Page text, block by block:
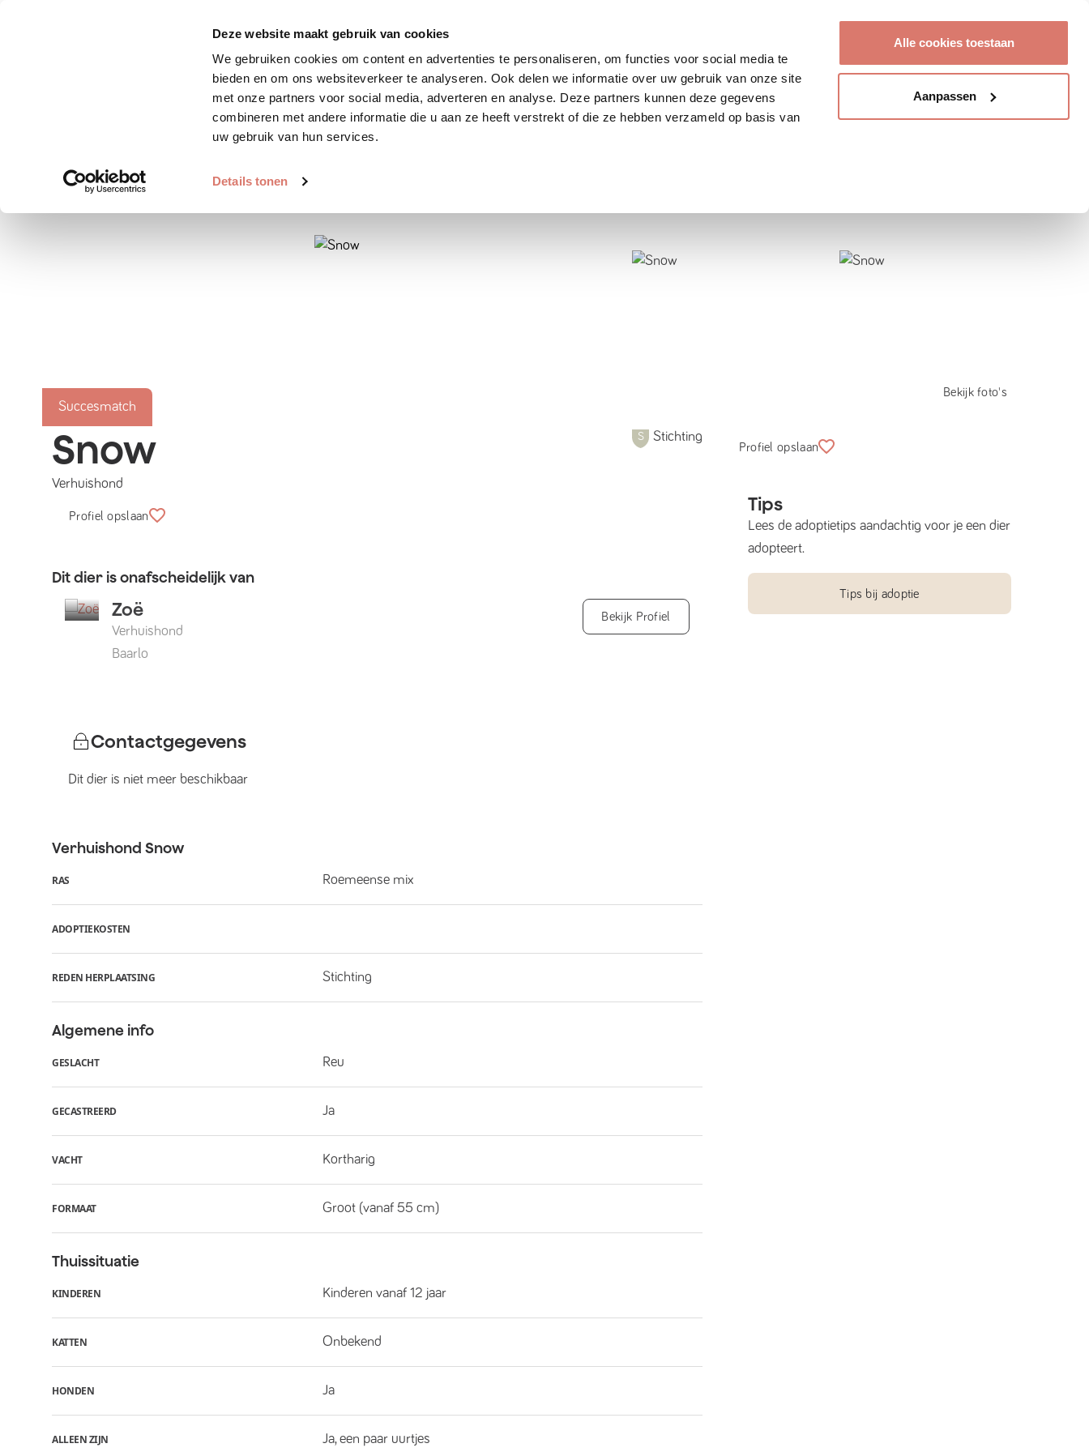
Deze website maakt gebruik van cookies
We gebruiken cookies om content en advertenties te personaliseren, om functies voor social media te
bieden en om ons websiteverkeer te analyseren. Ook delen we informatie over uw gebruik van onze site
met onze partners voor social media, adverteren en analyse. Deze partners kunnen deze gegevens
combineren met andere informatie die u aan ze heeft verstrekt of die ze hebben verzameld op basis van
uw gebruik van hun services.
Details tonen
Alle cookies toestaan
Aanpassen
Zoek huisdier Plaats huisdier Hoe werkt het?
Succesmatch
Bekijk foto's
Snow
Verhuishond
Stichting
Profiel opslaan
Dit dier is onafscheidelijk van
Zoë
Verhuishond
Baarlo
Bekijk Profiel
Contactgegevens
Dit dier is niet meer beschikbaar
Verhuishond Snow
RAS Roemeense mix
ADOPTIEKOSTEN
REDEN HERPLAATSING Stichting
Algemene info
GESLACHT Reu
GECASTREERD Ja
VACHT Kortharig
FORMAAT Groot (vanaf 55 cm)
Thuissituatie
KINDEREN Kinderen vanaf 12 jaar
KATTEN Onbekend
HONDEN Ja
ALLEEN ZIJN Ja, een paar uurtjes
Profiel opslaan
Tips
Lees de adoptietips aandachtig voor je een dier
adopteert.
Tips bij adoptie